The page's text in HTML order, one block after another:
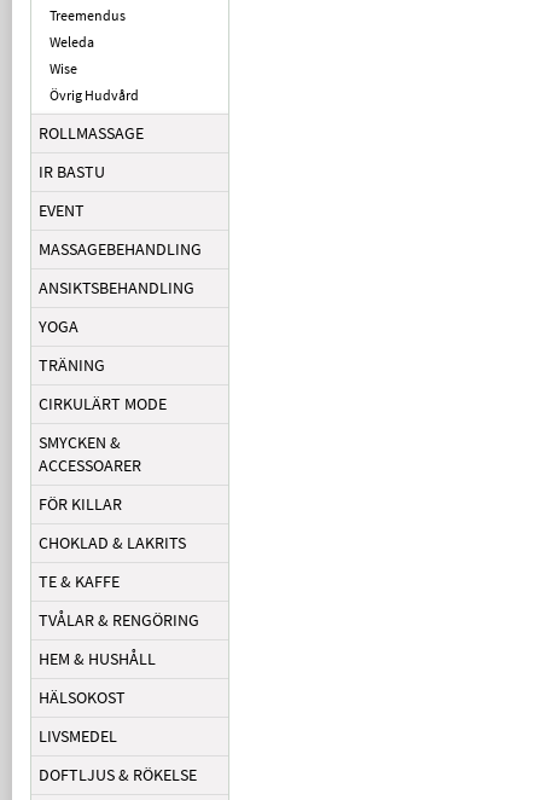
Treemendus
Weleda
Wise
Övrig Hudvård
ROLLMASSAGE
IR BASTU
EVENT
MASSAGEBEHANDLING
ANSIKTSBEHANDLING
YOGA
TRÄNING
CIRKULÄRT MODE
SMYCKEN &
ACCESSOARER
FÖR KILLAR
CHOKLAD & LAKRITS
TE & KAFFE
TVÅLAR & RENGÖRING
HEM & HUSHÅLL
HÄLSOKOST
LIVSMEDEL
DOFTLJUS & RÖKELSE